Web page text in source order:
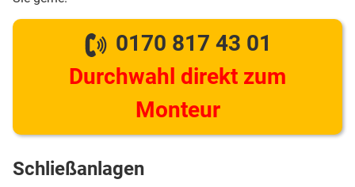
0170 817 43 01
Durchwahl direkt zum
Monteur
Schließanlagen